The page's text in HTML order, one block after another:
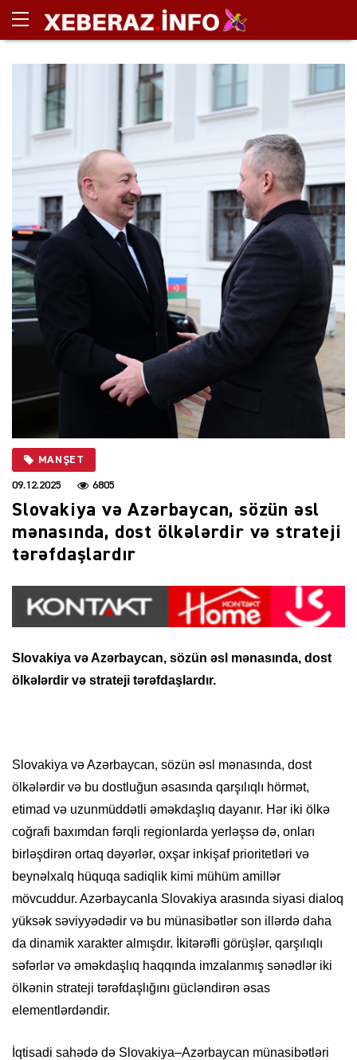
MANŞET
09.12.2025 6805
Slovakiya və Azərbaycan, sözün əsl
mənasında, dost ölkələrdir və strateji
tərəfdaşlardır
Slovakiya və Azərbaycan, sözün əsl mənasında, dost
ölkələrdir və strateji tərəfdaşlardır.
Slovakiya və Azərbaycan, sözün əsl mənasında, dost
ölkələrdir və bu dostluğun əsasında qarşılıqlı hörmət,
etimad və uzunmüddətli əməkdaşlıq dayanır. Hər iki ölkə
coğrafi baxımdan fərqli regionlarda yerləşsə də, onları
birləşdirən ortaq dəyərlər, oxşar inkişaf prioritetləri və
beynəlxalq hüquqa sadiqlik kimi mühüm amillər
mövcuddur. Azərbaycanla Slovakiya arasında siyasi dialoq
yüksək səviyyədədir və bu münasibətlər son illərdə daha
da dinamik xarakter almışdır. İkitərəfli görüşlər, qarşılıqlı
səfərlər və əməkdaşlıq haqqında imzalanmış sənədlər iki
ölkənin strateji tərəfdaşlığını gücləndirən əsas
elementlərdəndir.
İqtisadi sahədə də Slovakiya–Azərbaycan münasibətləri